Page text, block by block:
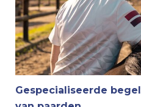
Gespecialiseerde